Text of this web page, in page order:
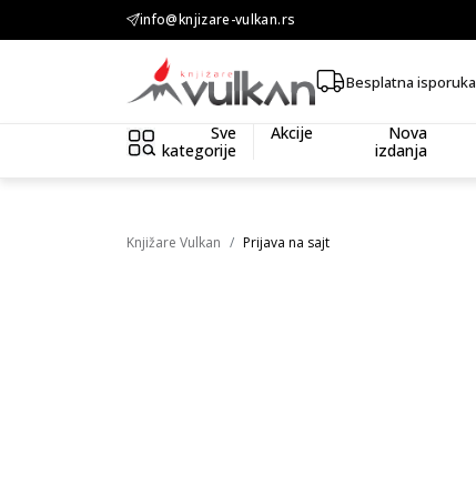
info@knjizare-vulkan.rs
KOLIČINSKI POPUST ::: Dodatnih 10% na tri kupljena artikla
Besplatna isporuka
Sve
kategorije
Akcije
Nova
izdanja
Knjižare Vulkan Prijava na sajt